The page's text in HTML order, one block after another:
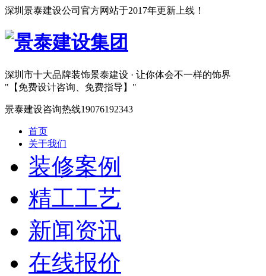
深圳景泰建设公司官方网站于2017年更新上线！
深圳市十大品牌装饰景泰建设 · 让你体会不一样的饰界
【免费设计咨询、免费指导】
景泰建设咨询热线19076192343
首页
关于我们
装修案例
精工工艺
新闻资讯
在线报价